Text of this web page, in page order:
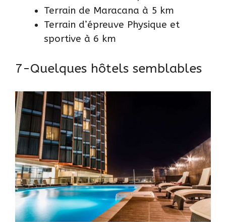
Terrain de Maracana à 5 km
Terrain d’épreuve Physique et
sportive à 6 km
7-Quelques hôtels semblables